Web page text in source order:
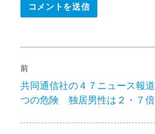
稿
ナ
ビ
前
前
の
共同通信社の４７ニュース報
つの危険 独居男性は２・７倍